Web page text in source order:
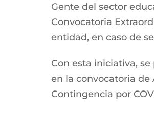
Gente del sector
Convocatoria
entidad, en caso de
Con esta iniciativa,
en la convocatoria de
Contingencia por